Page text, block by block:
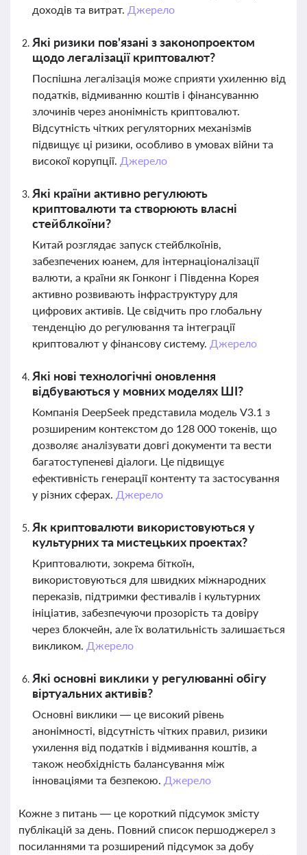
доходів та витрат. Джерело
Які ризики пов'язані з законопроектом
щодо легалізації криптовалют?
Поспішна легалізація може сприяти ухиленню від
податків, відмиванню коштів і фінансуванню
злочинів через анонімність криптовалют.
Відсутність чітких регуляторних механізмів
підвищує ці ризики, особливо в умовах війни та
високої корупції. Джерело
Які країни активно регулюють
криптовалюти та створюють власні
стейблкоїни?
Китай розглядає запуск стейблкоїнів,
забезпечених юанем, для інтернаціоналізації
валюти, а країни як Гонконг і Південна Корея
активно розвивають інфраструктуру для
цифрових активів. Це свідчить про глобальну
тенденцію до регулювання та інтеграції
криптовалют у фінансову систему. Джерело
Які нові технологічні оновлення
відбуваються у мовних моделях ШІ?
Компанія DeepSeek представила модель V3.1 з
розширеним контекстом до 128 000 токенів, що
дозволяє аналізувати довгі документи та вести
багатоступеневі діалоги. Це підвищує
ефективність генерації контенту та застосування
у різних сферах. Джерело
Як криптовалюти використовуються у
культурних та мистецьких проектах?
Криптовалюти, зокрема біткоїн,
використовуються для швидких міжнародних
переказів, підтримки фестивалів і культурних
ініціатив, забезпечуючи прозорість та довіру
через блокчейн, але їх волатильність залишається
викликом. Джерело
Які основні виклики у регулюванні обігу
віртуальних активів?
Основні виклики — це високий рівень
анонімності, відсутність чітких правил, ризики
ухилення від податків і відмивання коштів, а
також необхідність балансування між
інноваціями та безпекою. Джерело
Кожне з питань — це короткий підсумок змісту
публікацій за день. Повний список першоджерел з
посиланнями та розширений підсумок за добу